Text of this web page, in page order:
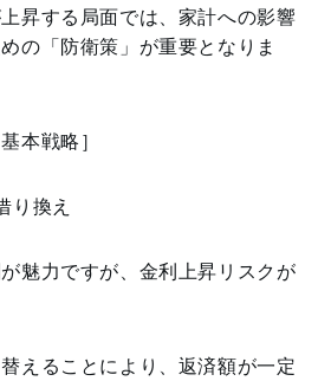
昇する局面では、家計への影響
の「防衛策」が重要となりま
本戦略］
り換え
魅力ですが、金利上昇リスクが
えることにより、返済額が一定